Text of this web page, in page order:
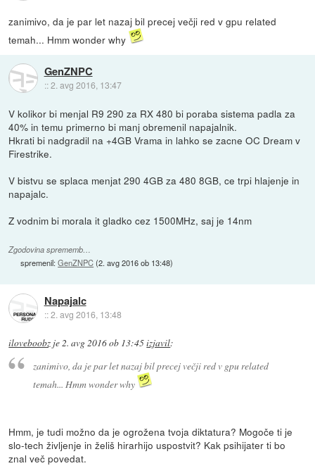
zanimivo, da je par let nazaj bil precej večji red v gpu related
temah... Hmm wonder why
GenZNPC
::2. avg 2016, 13:47
V kolikor bi menjal R9 290 za RX 480 bi poraba sistema padla za
40% in temu primerno bi manj obremenil napajalnik.
Hkrati bi nadgradil na +4GB Vrama in lahko se zacne OC Dream v
Firestrike.
V bistvu se splaca menjat 290 4GB za 480 8GB, ce trpi hlajenje in
napajalc.
Z vodnim bi morala it gladko cez 1500MHz, saj je 14nm
Zgodovina sprememb…
spremenil:GenZNPC(2. avg 2016 ob 13:48)
Napajalc
::2. avg 2016, 13:48
iloveboobz je2. avg 2016 ob 13:45izjavil:
zanimivo, da je par let nazaj bil precej večji red v gpu related
temah... Hmm wonder why
Hmm, je tudi možno da je ogrožena tvoja diktatura? Mogoče ti je
slo-tech življenje in želiš hirarhijo uspostvit? Kak psihijater ti bo
znal več povedat.